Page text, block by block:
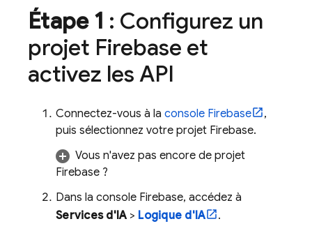
Étape 1 : Configurez un
projet Firebase et
activez les API
Connectez-vous à la console Firebase
,
puis sélectionnez votre projet Firebase.
Vous n'avez pas encore de projet
Firebase ?
Dans la console Firebase, accédez à
Services d'IA > Logique d'IA
.